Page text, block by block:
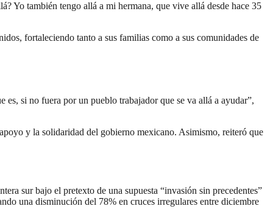
Yo también tengo allá a mi hermana, que vive allá desde hace 35
fortaleciendo tanto a sus familias como a sus comunidades de
si no fuera por un pueblo trabajador que se va allá a ayudar”,
y la solidaridad del gobierno mexicano. Asimismo, reiteró que
sur bajo el pretexto de una supuesta “invasión sin precedentes”
una disminución del 78% en cruces irregulares entre diciembre